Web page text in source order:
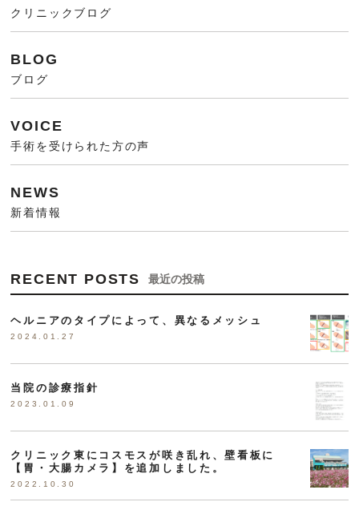
クリニックブログ
BLOG
ブログ
VOICE
手術を受けられた方の声
NEWS
新着情報
RECENT POSTS 最近の投稿
ヘルニアのタイプによって、異なるメッシュ
2024.01.27
当院の診療指針
2023.01.09
クリニック東にコスモスが咲き乱れ、壁看板に
【胃・大腸カメラ】を追加しました。
2022.10.30